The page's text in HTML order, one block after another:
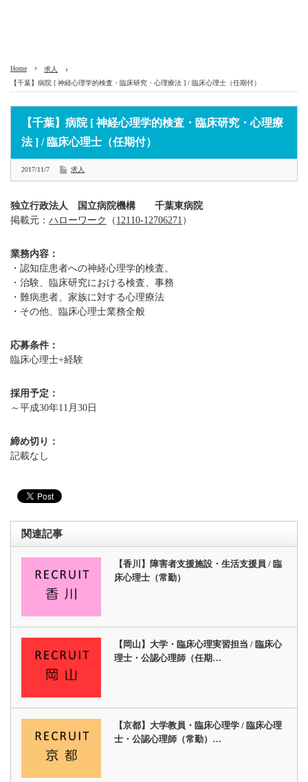
Home
求人
【千葉】病院 [ 神経心理学的検査・臨床研究・心理療法 ] / 臨床心理士（任期付）
【千葉】病院 [ 神経心理学的検査・臨床研究・心理療
法 ] / 臨床心理士（任期付）
2017/11/7 求人
独立行政法人 国立病院機構 千葉東病院
掲載元： ハローワーク （ 12110-12706271 ）
業務内容：
・認知症患者への神経心理学的検査。
・治験、臨床研究における検査、事務
・難病患者、家族に対する心理療法
・その他、臨床心理士業務全般
応募条件：
臨床心理士+経験
採用予定：
～平成30年11月30日
締め切り：
記載なし
関連記事
【香川】障害者支援施設・生活支援員 / 臨
床心理士（常勤）
【岡山】大学・臨床心理実習担当 / 臨床心
理士・公認心理師（任期…
【京都】大学教員・臨床心理学 / 臨床心理
士・公認心理師（常勤）…